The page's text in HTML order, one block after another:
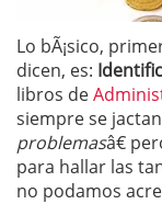
Lo bÃ¡sico,
dicen, es:
libros de
siempre se
problemasâ€
para hallar las
no podamos